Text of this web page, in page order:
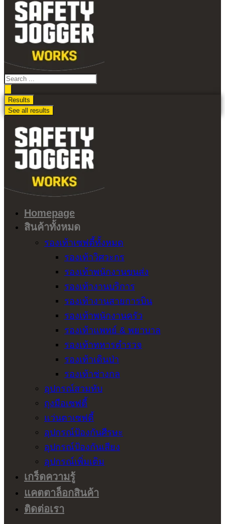
เนื้อหา
Search
...
Results
See all results
Homepage
สินค้าทั้งหมด
รองเท้าเซฟตี้ทั้งหมด
รองเท้าวิศวะกร
รองเท้าพนักงานขนส่ง
รองเท้างานบริการ
รองเท้างานสายการบิน
รองเท้าพนักงานครัว
รองเท้าแพทย์ & พยาบาล
รองเท้าทหารตำรวจ
รองเท้าเดินป่า
รองเท้าช่างกล
อุปกรณ์สวมทับ
ถุงมือเซฟตี้
แว่นตาเซฟตี้
อุปกรณ์ป้องกันศีรษะ
อุปกรณ์ป้องกันเสียง
อุปกรณ์เพิ่มเติม
เกร็ดความรู้
แคตตาล็อกสินค้า
ติดต่อเรา